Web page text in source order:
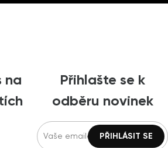
na
Přihlašte se k
odběru novinek